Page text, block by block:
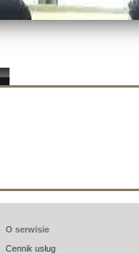
O serwisie
Cennik usług